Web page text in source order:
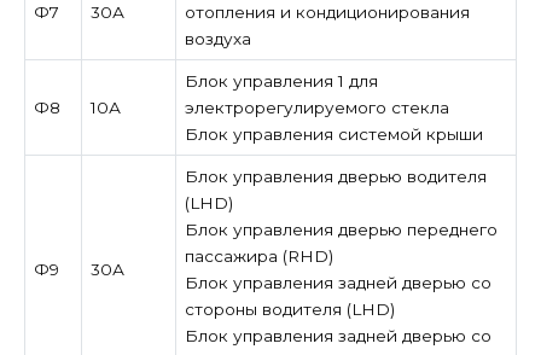
Ф7 30А
отопления и кондиционирования
воздуха
Ф8 10А
Блок управления 1 для
электрорегулируемого стекла
Блок управления системой крыши
Ф9 30А
Блок управления дверью водителя
(LHD)
Блок управления дверью переднего
пассажира (RHD)
Блок управления задней дверью со
стороны водителя (LHD)
Блок управления задней дверью со